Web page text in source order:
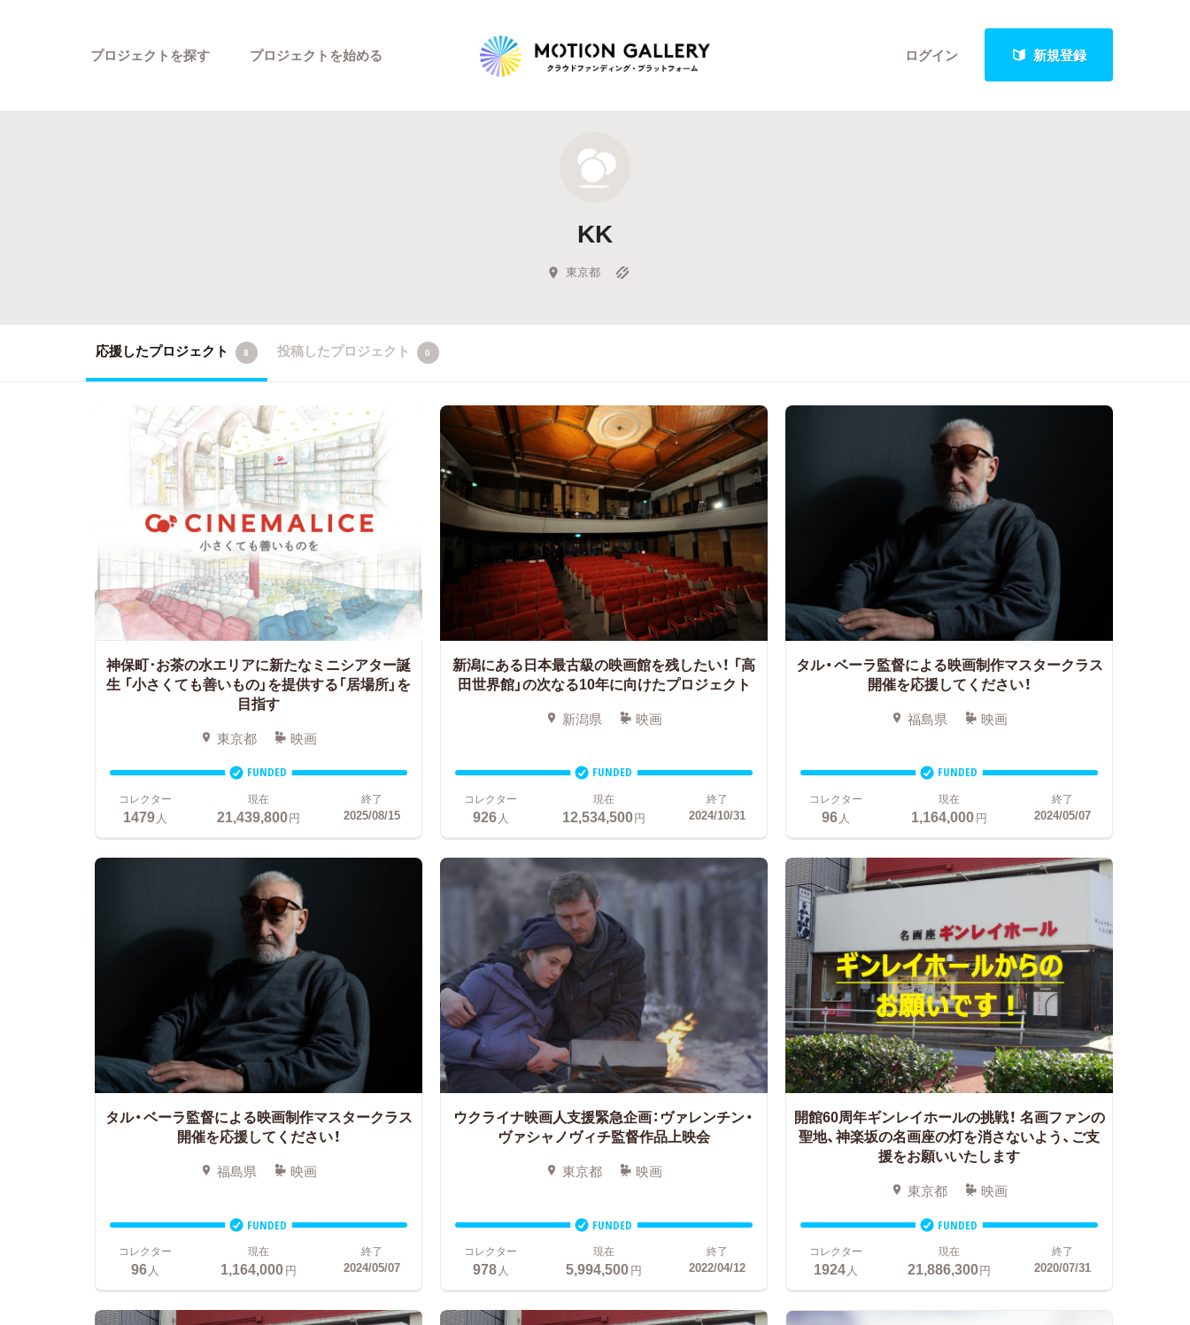
ログイン 新規登録
プロジェクトを探す
新着プロジェクト
Feature
キュレーターから探す
プロジェクトを始める
KK
東京都
応援したプロジェクト 8 投稿したプロジェクト 0
神保町･お茶の水エリアに新たなミニシアター誕
生 「小さくても善いもの」を提供する「居場所」を
目指す
東京都 映画
FUNDED
コレクター
1479人
現在
21,439,800円
終了
2025/08/15
新潟にある日本最古級の映画館を残したい！ 「高
田世界館」の次なる10年に向けたプロジェクト
新潟県 映画
FUNDED
コレクター
926人
現在
12,534,500円
終了
2024/10/31
タル・ベーラ監督による映画制作マスタークラス
開催を応援してください！
福島県 映画
FUNDED
コレクター
96人
現在
1,164,000円
終了
2024/05/07
タル・ベーラ監督による映画制作マスタークラス
開催を応援してください！
福島県 映画
FUNDED
コレクター
96人
現在
1,164,000円
終了
2024/05/07
ウクライナ映画人支援緊急企画：ヴァレンチン・
ヴァシャノヴィチ監督作品上映会
東京都 映画
FUNDED
コレクター
978人
現在
5,994,500円
終了
2022/04/12
開館60周年ギンレイホールの挑戦！ 名画ファンの
聖地、神楽坂の名画座の灯を消さないよう、ご支
援をお願いいたします
東京都 映画
FUNDED
コレクター
1924人
現在
21,886,300円
終了
2020/07/31